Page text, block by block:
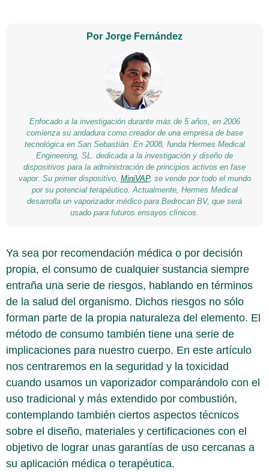
Por Jorge Fernández
Enfocado a la investigación durante más de 5 años, en 2006
comienza su andadura como creador de una empresa de base
tecnológica en San Sebastián. En 2008, funda Hermes Medical
Engineering, SL. dedicada a la investigación y diseño de
dispositivos para la administración de principios activos en fase
vapor. Su primer dispositivo, MiniVAP, se vende por todo el mundo
por su potencial terapéutico. Actualmente, Hermes Medical
desarrolla un vaporizador médico para Bedrocan BV, que será
usado para futuros ensayos clínicos.
Ya sea por recomendación médica o por decisión
propia, el consumo de cualquier sustancia siempre
entraña una serie de riesgos, hablando en términos
de la salud del organismo. Dichos riesgos no sólo
forman parte de la propia naturaleza del elemento. El
método de consumo también tiene una serie de
implicaciones para nuestro cuerpo. En este artículo
nos centraremos en la seguridad y la toxicidad
cuando usamos un vaporizador comparándolo con el
uso tradicional y más extendido por combustión,
contemplando también ciertos aspectos técnicos
sobre el diseño, materiales y certificaciones con el
objetivo de lograr unas garantías de uso cercanas a
su aplicación médica o terapéutica.